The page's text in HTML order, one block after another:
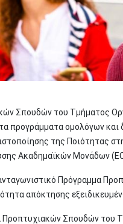
Σπουδών του Τμήματος
προγράμματα ομολόγων
της Ποιότητας
Ακαδημαϊκών Μονάδων
Πρόγραμμα
απόκτησης
Προπτυχιακών Σπουδών του